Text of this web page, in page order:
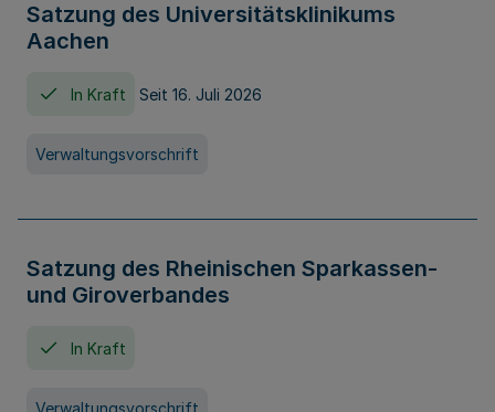
Satzung des Universitätsklinikums
Aachen
In Kraft Seit 16. Juli 2026
Verwaltungsvorschrift
Satzung des Rheinischen Sparkassen-
und Giroverbandes
In Kraft
Verwaltungsvorschrift